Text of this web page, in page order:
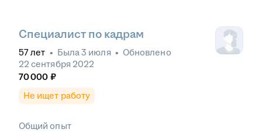
Специалист по кадрам
57лет • Была3 июля • Обновлено
22 сентября 2022
70 000 ₽
Не ищет работу
Общий опыт